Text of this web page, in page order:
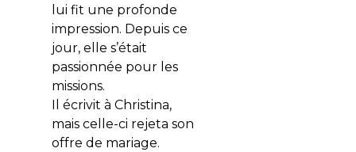
lui fit une profonde
impression. Depuis ce
jour, elle s’était
passionnée pour les
missions.
Il écrivit à Christina,
mais celle-ci rejeta son
offre de mariage.